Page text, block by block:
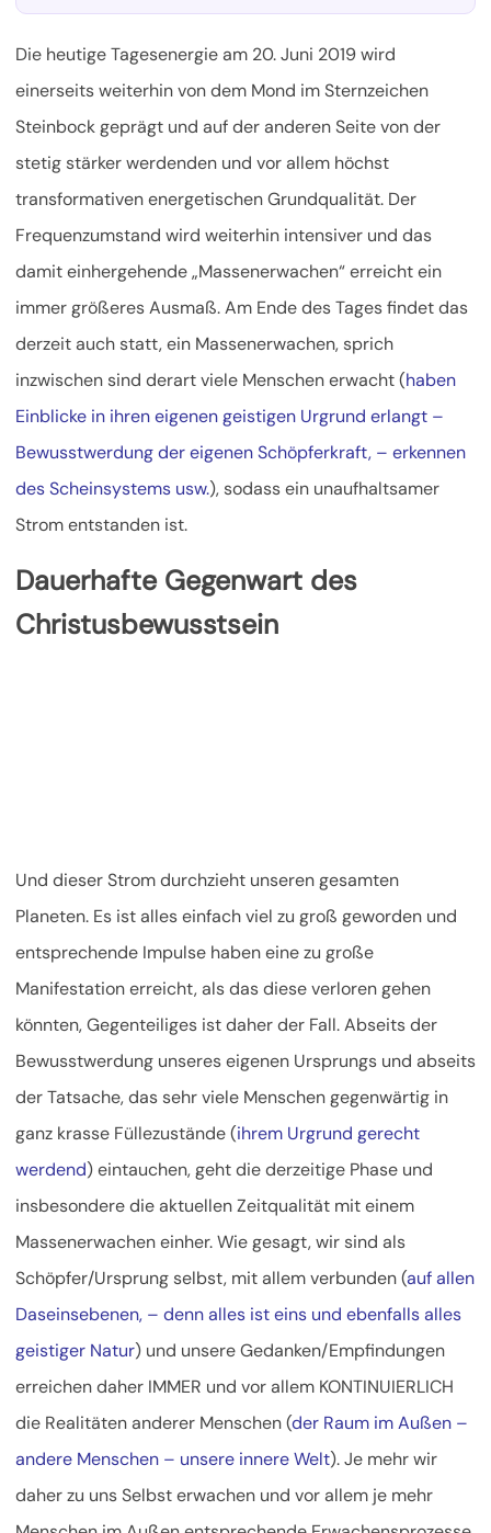
Die heutige Tagesenergie am 20. Juni 2019 wird
einerseits weiterhin von dem Mond im Sternzeichen
Steinbock geprägt und auf der anderen Seite von der
stetig stärker werdenden und vor allem höchst
transformativen energetischen Grundqualität. Der
Frequenzumstand wird weiterhin intensiver und das
damit einhergehende „Massenerwachen“ erreicht ein
immer größeres Ausmaß. Am Ende des Tages findet das
derzeit auch statt,ein Massenerwachen, sprich
inzwischen sind derart viele Menschen erwacht (haben
Einblicke in ihren eigenen geistigen Urgrund erlangt –
Bewusstwerdung der eigenen Schöpferkraft, – erkennen
des Scheinsystems usw.), sodass ein unaufhaltsamer
Strom entstanden ist.
Dauerhafte Gegenwart des
Christusbewusstsein
Und dieser Strom durchzieht unseren gesamten
Planeten. Es ist alles einfach viel zu groß geworden und
entsprechende Impulse haben eine zu große
Manifestation erreicht, als das diese verloren gehen
könnten, Gegenteiliges ist daher der Fall. Abseits der
Bewusstwerdung unseres eigenen Ursprungs und abseits
der Tatsache, das sehr viele Menschen gegenwärtig in
ganz krasse Füllezustände (ihrem Urgrund gerecht
werdend) eintauchen, geht die derzeitige Phase und
insbesondere die aktuellen Zeitqualität mit einem
Massenerwachen einher. Wie gesagt, wir sind als
Schöpfer/Ursprung selbst, mit allem verbunden (auf allen
Daseinsebenen, – denn alles ist eins und ebenfalls alles
geistiger Natur) und unsere Gedanken/Empfindungen
erreichen daher IMMER und vor allem KONTINUIERLICH
die Realitäten anderer Menschen (der Raum im Außen –
andere Menschen – unsere innere Welt). Je mehr wir
daher zu uns Selbst erwachen und vor allem je mehr